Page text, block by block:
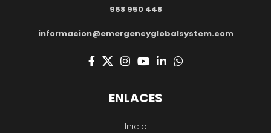
968 950 448
informacion@emergencyglobalsystem.com
ENLACES
Inicio